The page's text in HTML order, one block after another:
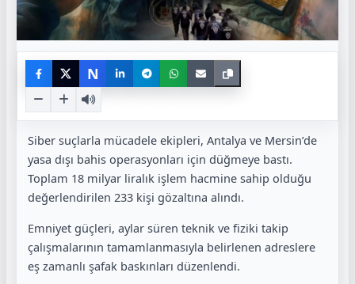
N
Siber suçlarla mücadele ekipleri, Antalya ve Mersin’de
yasa dışı bahis operasyonları için düğmeye bastı.
Toplam 18 milyar liralık işlem hacmine sahip olduğu
değerlendirilen 233 kişi gözaltına alındı.
Emniyet güçleri, aylar süren teknik ve fiziki takip
çalışmalarının tamamlanmasıyla belirlenen adreslere
eş zamanlı şafak baskınları düzenlendi.